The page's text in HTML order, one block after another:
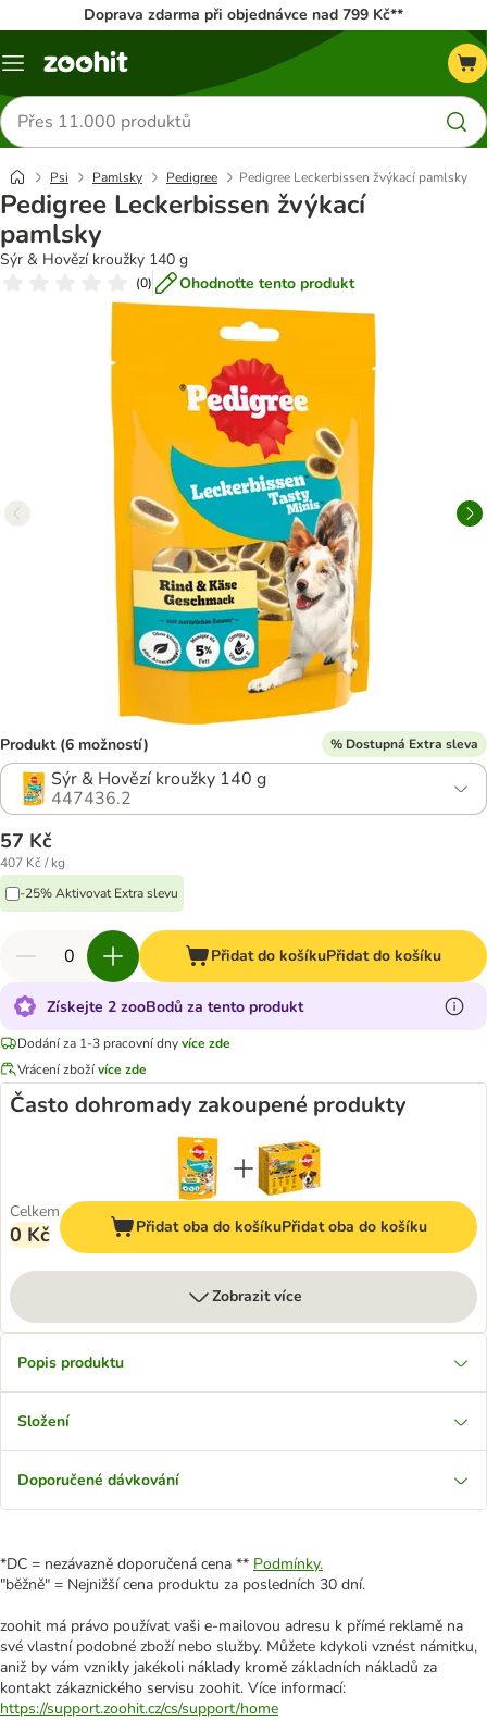
Doprava zdarma při objednávce nad 799 Kč**
Menu
Hledat
produkty
Psi Pamlsky Pedigree Pedigree Leckerbissen žvýkací pamlsky
Pedigree Leckerbissen žvýkací
pamlsky
Sýr & Hovězí kroužky 140 g
(0) Ohodnoťte tento produkt
Produkt (6 možností) % Dostupná Extra sleva
Sýr & Hovězí kroužky 140 g
447436.2
57 Kč
407 Kč / kg
-25% Aktivovat Extra slevu
Přidat do košíkuPřidat do košíku
Získejte 2 zooBodů za tento produkt
Dodání za 1-3 pracovní dnyvíce zde
Vrácení zbožívíce zde
Často dohromady zakoupené produkty
Celkem
0 Kč Přidat oba do košíkuPřidat oba do košíku
Zobrazit více
Popis produktu
Složení
Doporučené dávkování
*DC = nezávazně doporučená cena ** Podmínky.
"běžně" = Nejnižší cena produktu za posledních 30 dní.
zoohit má právo používat vaši e-mailovou adresu k přímé reklamě na
své vlastní podobné zboží nebo služby. Můžete kdykoli vznést námitku,
aniž by vám vznikly jakékoli náklady kromě základních nákladů za
kontakt zákaznického servisu zoohit. Více informací:
https://support.zoohit.cz/cs/support/home